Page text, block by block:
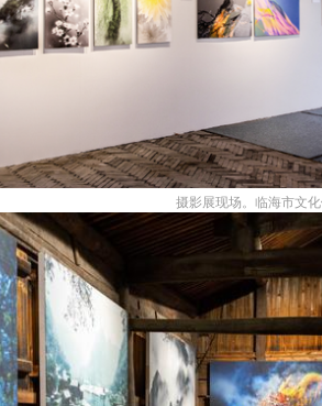
摄影展现场。临海市文